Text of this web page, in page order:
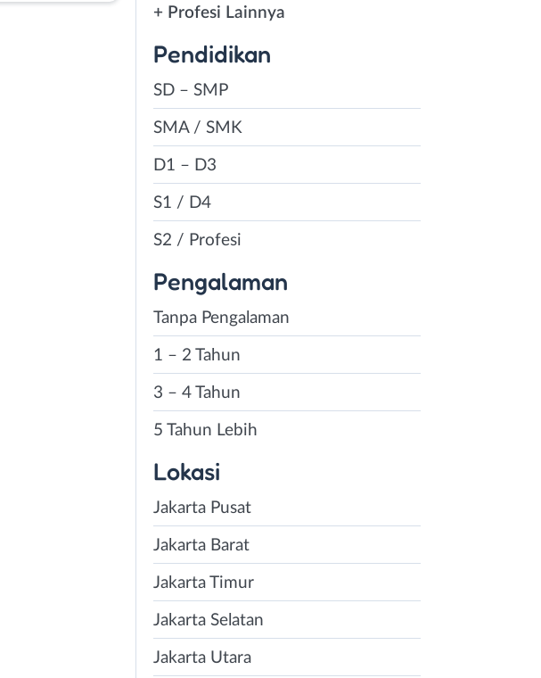
+ Profesi Lainnya
Pendidikan
SD – SMP
SMA / SMK
D1 – D3
S1 / D4
S2 / Profesi
Pengalaman
Tanpa Pengalaman
1 – 2 Tahun
3 – 4 Tahun
5 Tahun Lebih
Lokasi
Jakarta Pusat
Jakarta Barat
Jakarta Timur
Jakarta Selatan
Jakarta Utara